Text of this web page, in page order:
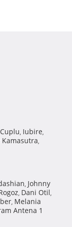
Cuplu, Iubire,
,
, Johnny
, Dani Otil,
, Melania
Antena 1